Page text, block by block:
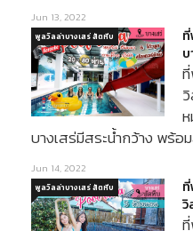
Jun 13, 2022
บ
บางเสร่มีสระน้ำกว้าง พร้อ
พูลวิลล่าบางเสร่ สัตหีบ
Jun 14, 2022
วิ
พูลวิลล่าบางเสร่ สัตหีบ